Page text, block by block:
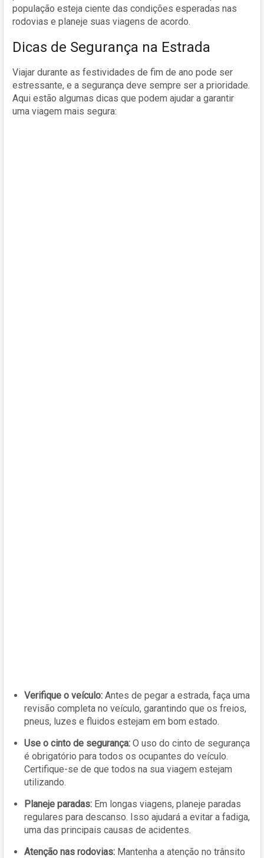
população esteja ciente das condições esperadas nas
rodovias e planeje suas viagens de acordo.
Dicas de Segurança na Estrada
Viajar durante as festividades de fim de ano pode ser
estressante, e a segurança deve sempre ser a prioridade.
Aqui estão algumas dicas que podem ajudar a garantir
uma viagem mais segura:
Verifique o veículo: Antes de pegar a estrada, faça uma
revisão completa no veículo, garantindo que os freios,
pneus, luzes e fluidos estejam em bom estado.
Use o cinto de segurança: O uso do cinto de segurança
é obrigatório para todos os ocupantes do veículo.
Certifique-se de que todos na sua viagem estejam
utilizando.
Planeje paradas: Em longas viagens, planeje paradas
regulares para descanso. Isso ajudará a evitar a fadiga,
uma das principais causas de acidentes.
Atenção nas rodovias: Mantenha a atenção no trânsito